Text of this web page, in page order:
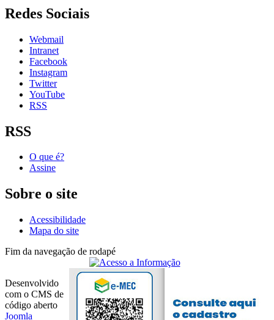
Redes Sociais
Webmail
Intranet
Facebook
Instagram
Twitter
YouTube
RSS
RSS
O que é?
Assine
Sobre o site
Acessibilidade
Mapa do site
Fim da navegação de rodapé
Desenvolvido
com o CMS de
código aberto
Joomla